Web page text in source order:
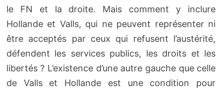
le FN et la droite. Mais comment y inclure
Hollande et Valls, qui ne peuvent représenter ni
être acceptés par ceux qui refusent l’austérité,
défendent les services publics, les droits et les
libertés ? L’existence d’une autre gauche que celle
de Valls et Hollande est une condition pour